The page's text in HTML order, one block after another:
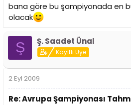
bana göre bu şampiyonada en
olacak
Ş Ş. Saadet Ünal
Kayıtlı Üye
2 Eyl 2009
Re: Avrupa Şampiyonası